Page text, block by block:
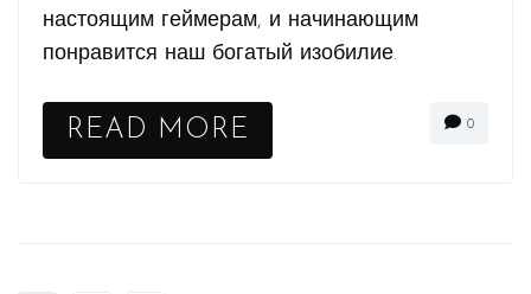
настоящим геймерам, и начинающим
понравится наш богатый изобилие.
READ MORE 0